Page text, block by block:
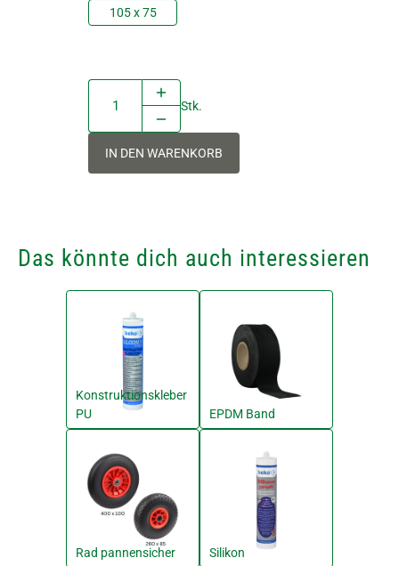
105 x 75
Stk.
IN DEN WARENKORB
Das könnte dich auch interessieren
Konstruktionskleber
PU
EPDM Band
Rad pannensicher Silikon